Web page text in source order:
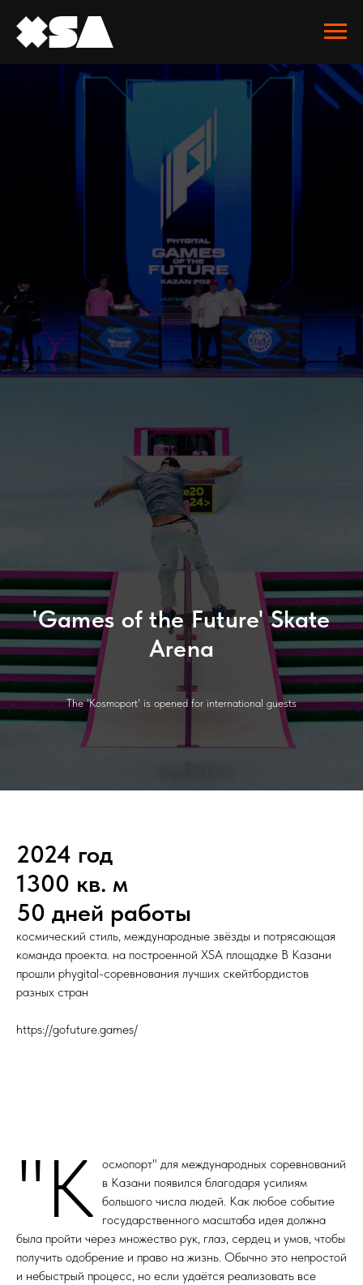
'Games of the Future' Skate
Arena
The 'Kosmoport' is opened for international guests
2024 год
1300 кв. м
50 дней работы
космический стиль, международные звёзды и потрясающая
команда проекта. на построенной XSA площадке В Казани
прошли phygital-соревнования лучших скейтбордистов
разных стран
https://gofuture.games/
"К осмопорт" для международных соревнований
в Казани появился благодаря усилиям
большого числа людей. Как любое событие
государственного масштаба идея должна
была пройти через множество рук, глаз, сердец и умов, чтобы
получить одобрение и право на жизнь. Обычно это непростой
и небыстрый процесс, но если удаётся реализовать все